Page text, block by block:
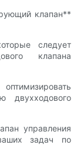
клапан**
следует
клапана
двухходового
управления
задач по